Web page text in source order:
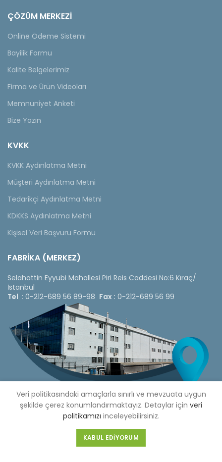
ÇÖZÜM MERKEZİ
Online Ödeme Sistemi
Bayilik Formu
Kalite Belgelerimiz
Firma ve Ürün Videoları
Memnuniyet Anketi
Bize Yazın
KVKK
KVKK Aydınlatma Metni
Müşteri Aydınlatma Metni
Tedarikçi Aydınlatma Metni
KDKKS Aydınlatma Metni
Kişisel Veri Başvuru Formu
FABRİKA (MERKEZ)
Selahattin Eyyubi Mahallesi Piri Reis Caddesi No:6 Kıraç/
İstanbul
Tel : 0-212-689 56 89-98 Fax : 0-212-689 56 99
Copyright © 2020 Çetinkaya Pano |Çetinkaya Pano Fiyat
Veri politikasındaki amaçlarla sınırlı ve mevzuata uygun
şekilde çerez konumlandırmaktayız. Detaylar için veri
politikamızı inceleyebilirsiniz.
KABUL EDIYORUM